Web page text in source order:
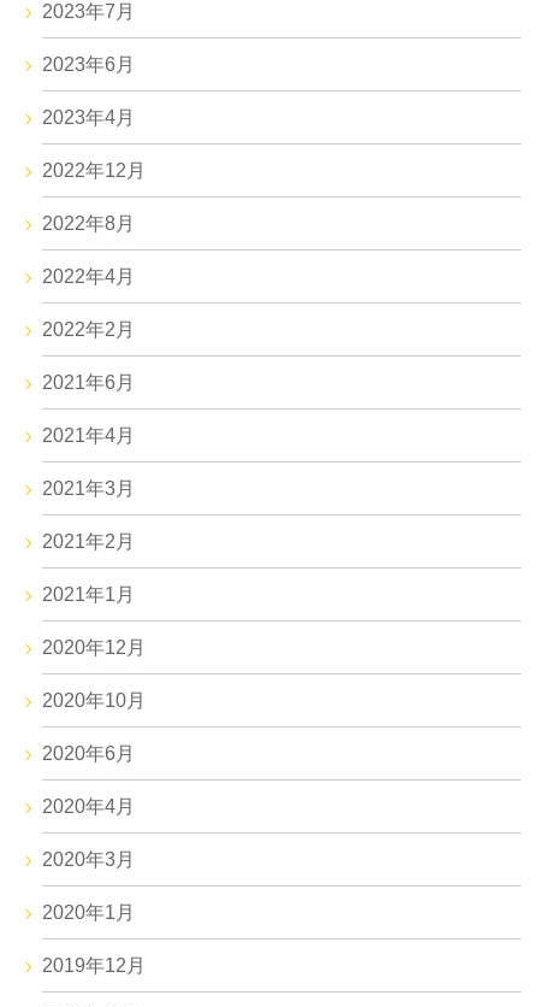
2023年7月
2023年6月
2023年4月
2022年12月
2022年8月
2022年4月
2022年2月
2021年6月
2021年4月
2021年3月
2021年2月
2021年1月
2020年12月
2020年10月
2020年6月
2020年4月
2020年3月
2020年1月
2019年12月